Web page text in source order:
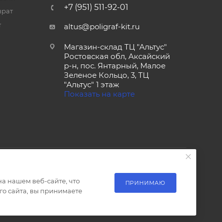
+7 (951) 511-92-01
altus@poligraf-kit.ru
Магазин-склад ТЦ "Альтус"
Ростовская обл, Аксайский
р-н, пос. Янтарный, Малое
Зеленое Кольцо, 3, ТЦ
"Альтус" 1 этаж
Показать на карте
нашем веб-сайте, что
сайта, вы принимаете
ПРИНИМАЮ